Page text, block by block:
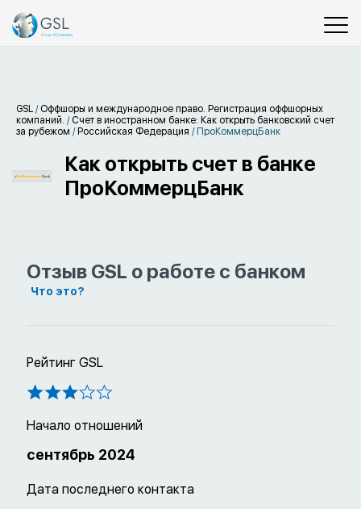
GSL / Оффшоры и международное право. Регистрация оффшорных
компаний. / Счет в иностранном банке: Как открыть банковский счет
за рубежом / Российская Федерация / ПроКоммерцБанк
Как открыть счет в банке
ПроКоммерцБанк
Отзыв GSL о работе с банком
Что это?
Рейтинг GSL
Начало отношений
сентябрь 2024
Дата последнего контакта